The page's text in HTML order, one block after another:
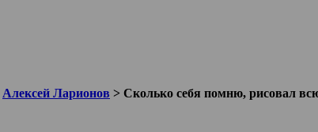
Алексей Ларионов > Сколько себя помню, рисовал